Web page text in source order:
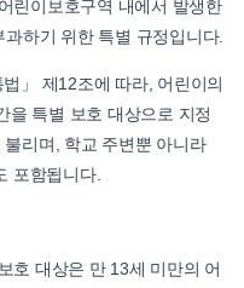
린이보호구역 내에서 발생한
하기 위한 특별 규정입니다.
」 제12조에 따라, 어린이의
을 특별 보호 대상으로 지정
리며, 학교 주변뿐 아니라
포함됩니다.
호 대상은 만 13세 미만의 어